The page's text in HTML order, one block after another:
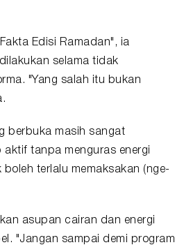
Edisi Ramadan", ia
selama tidak
"Yang salah itu bukan
berbuka masih sangat
tanpa menguras energi
terlalu memaksakan (nge-
asupan cairan dan energi
"Jangan sampai demi program